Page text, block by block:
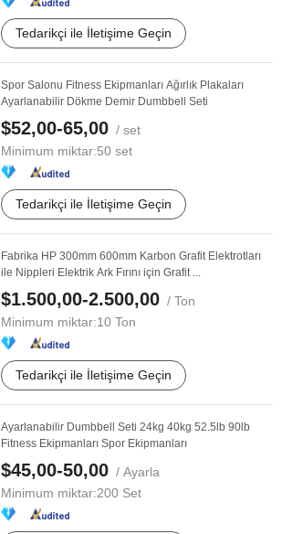
Tedarikçi ile İletişime Geçin
Spor Salonu Fitness Ekipmanları Ağırlık Plakaları
Ayarlanabilir Dökme Demir Dumbbell Seti
$52,00-65,00 / set
Minimum miktar:50 set
Tedarikçi ile İletişime Geçin
Fabrika HP 300mm 600mm Karbon Grafit Elektrotları
ile Nippleri Elektrik Ark Fırını için Grafit ...
$1.500,00-2.500,00 / Ton
Minimum miktar:10 Ton
Tedarikçi ile İletişime Geçin
Ayarlanabilir Dumbbell Seti 24kg 40kg 52.5lb 90lb
Fitness Ekipmanları Spor Ekipmanları
$45,00-50,00 / Ayarla
Minimum miktar:200 Set